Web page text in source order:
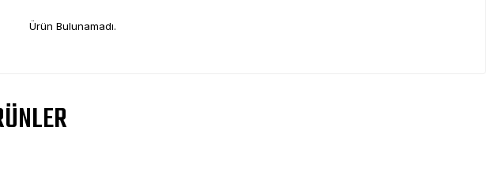
Ürün Bulunamadı.